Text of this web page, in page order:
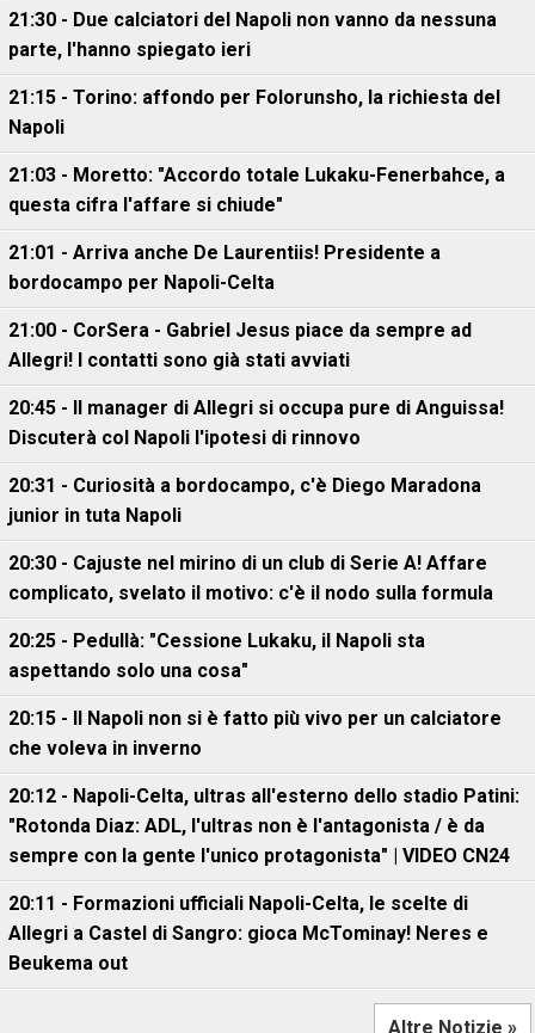
21:30 - Due calciatori del Napoli non vanno da nessuna
parte, l'hanno spiegato ieri
21:15 - Torino: affondo per Folorunsho, la richiesta del
Napoli
21:03 - Moretto: "Accordo totale Lukaku-Fenerbahce, a
questa cifra l'affare si chiude"
21:01 - Arriva anche De Laurentiis! Presidente a
bordocampo per Napoli-Celta
21:00 - CorSera - Gabriel Jesus piace da sempre ad
Allegri! I contatti sono già stati avviati
20:45 - Il manager di Allegri si occupa pure di Anguissa!
Discuterà col Napoli l'ipotesi di rinnovo
20:31 - Curiosità a bordocampo, c'è Diego Maradona
junior in tuta Napoli
20:30 - Cajuste nel mirino di un club di Serie A! Affare
complicato, svelato il motivo: c'è il nodo sulla formula
20:25 - Pedullà: "Cessione Lukaku, il Napoli sta
aspettando solo una cosa"
20:15 - Il Napoli non si è fatto più vivo per un calciatore
che voleva in inverno
20:12 - Napoli-Celta, ultras all'esterno dello stadio Patini:
"Rotonda Diaz: ADL, l'ultras non è l'antagonista / è da
sempre con la gente l'unico protagonista" | VIDEO CN24
20:11 - Formazioni ufficiali Napoli-Celta, le scelte di
Allegri a Castel di Sangro: gioca McTominay! Neres e
Beukema out
Altre Notizie »